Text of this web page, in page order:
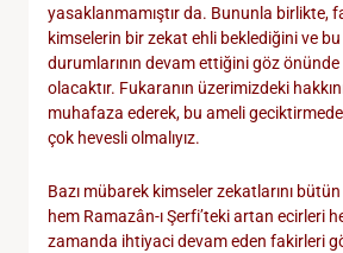
yasaklanmamıştır da. Bununla birlikte,
kimselerin bir zekat ehli beklediğini ve
durumlarının devam ettiğini göz
olacaktır. Fukaranın üzerimizdeki
muhafaza ederek, bu ameli
çok hevesli olmalıyız.
Bazı mübarek kimseler zekatlarını
hem Ramazân-ı Şerfi’teki artan ecirleri
zamanda ihtiyaci devam eden fakirleri